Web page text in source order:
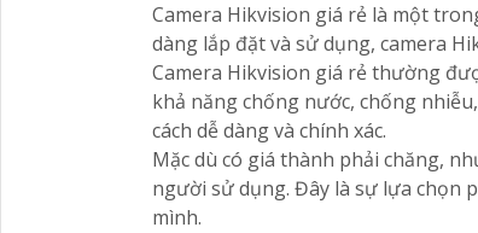
Camera Hikvision giá rẻ là một
dàng lắp đặt và sử dụng, camera
Camera Hikvision giá rẻ thường
khả năng chống nước, chống
cách dễ dàng và chính xác.
Mặc dù có giá thành phải chăng,
người sử dụng. Đây là sự lựa chọn
mình.